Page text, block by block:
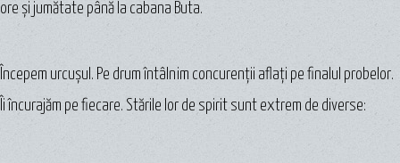
ore şi jumătate până la cabana Buta.
Începem urcuşul. Pe drum întâlnim concurenţii aflaţi pe finalul probelor.
Îi încurajăm pe fiecare. Stările lor de spirit sunt extrem de diverse: